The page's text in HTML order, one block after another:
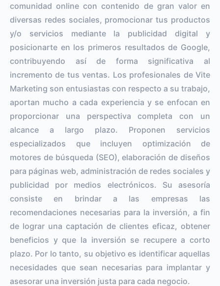
comunidad online con contenido de gran valor en
diversas redes sociales, promocionar tus productos
y/o servicios mediante la publicidad digital y
posicionarte en los primeros resultados de Google,
contribuyendo así de forma significativa al
incremento de tus ventas. Los profesionales de Vite
Marketing son entusiastas con respecto a su trabajo,
aportan mucho a cada experiencia y se enfocan en
proporcionar una perspectiva completa con un
alcance a largo plazo. Proponen servicios
especializados que incluyen optimización de
motores de búsqueda (SEO), elaboración de diseños
para páginas web, administración de redes sociales y
publicidad por medios electrónicos. Su asesoría
consiste en brindar a las empresas las
recomendaciones necesarias para la inversión, a fin
de lograr una captación de clientes eficaz, obtener
beneficios y que la inversión se recupere a corto
plazo. Por lo tanto, su objetivo es identificar aquellas
necesidades que sean necesarias para implantar y
asesorar una inversión justa para cada negocio.